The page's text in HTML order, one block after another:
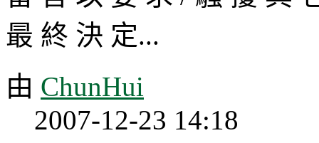
最 終 決 定...
由 ChunHui
2007-12-23 14:18